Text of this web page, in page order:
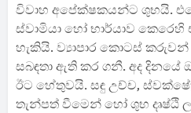
විවාහ අපේක්ෂකයන්ට ශුභයි.
ස්වාමියා හෝ භාර්යාව
හැකියි. ව්‍යාපාර කොටස්
සබඳතා ඇති කර ගනී. අද දිනයේ
ඊට හේතුවයි. සඳු උච්ච,
තැන්පත් වීමෙන් හෝ ශුභ දෘෂ්ඨි